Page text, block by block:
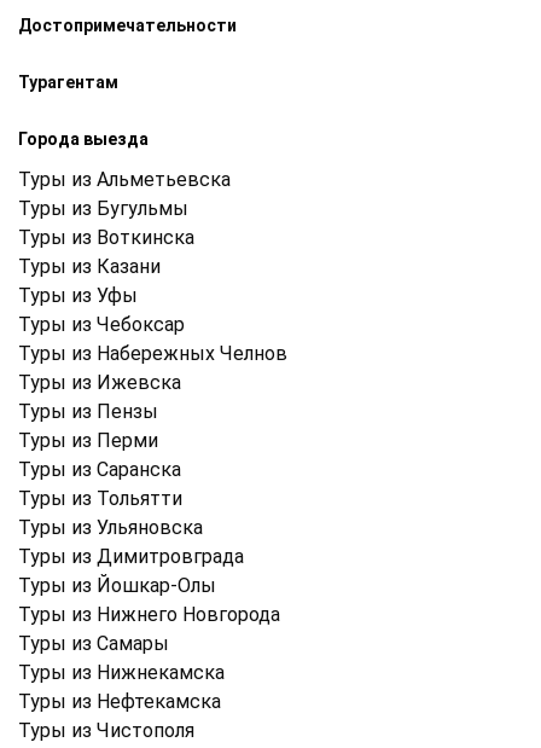
Достопримечательности
Турагентам
Города выезда
Туры из Альметьевска
Туры из Бугульмы
Туры из Воткинска
Туры из Казани
Туры из Уфы
Туры из Чебоксар
Туры из Набережных Челнов
Туры из Ижевска
Туры из Пензы
Туры из Перми
Туры из Саранска
Туры из Тольятти
Туры из Ульяновска
Туры из Димитровграда
Туры из Йошкар-Олы
Туры из Нижнего Новгорода
Туры из Самары
Туры из Нижнекамска
Туры из Нефтекамска
Туры из Чистополя